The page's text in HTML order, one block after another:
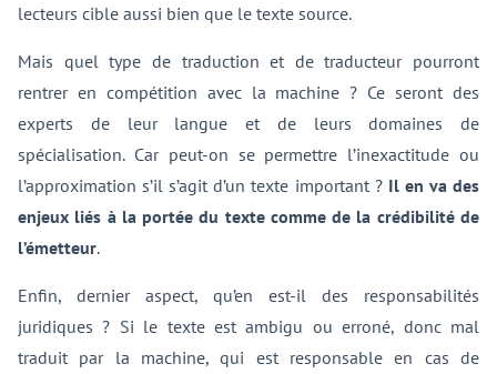
lecteurs cible aussi bien que le texte source.
Mais quel type de traduction et de traducteur pourront
rentrer en compétition avec la machine ? Ce seront des
experts de leur langue et de leurs domaines de
spécialisation. Car peut-on se permettre l’inexactitude ou
l’approximation s’il s’agit d’un texte important ? Il en va des
enjeux liés à la portée du texte comme de la crédibilité de
l’émetteur.
Enfin, dernier aspect, qu’en est-il des responsabilités
juridiques ? Si le texte est ambigu ou erroné, donc mal
traduit par la machine, qui est responsable en cas de